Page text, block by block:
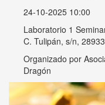
24-10-2025 10:00
Laboratorio 1
C. Tulipán, s/n,
Organizado por
Dragón